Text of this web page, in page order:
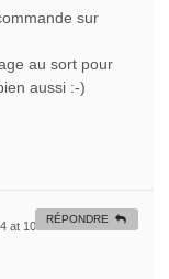
sur
au sort pour
aussi :-)
at 10 h 26 min #
RÉPONDRE